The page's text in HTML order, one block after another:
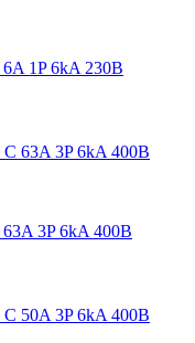
1P 6kA 230В
3P 6kA 400В